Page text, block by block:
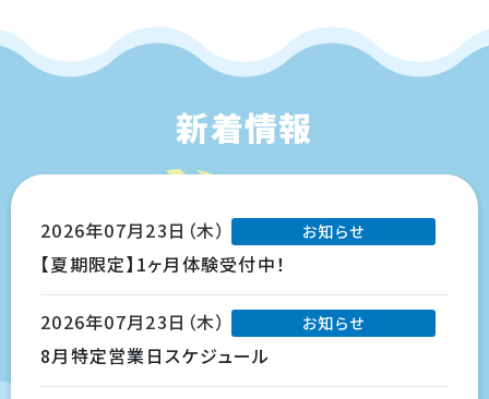
新着情報
2026年07月23日（木） お知らせ
【夏期限定】1ヶ月体験受付中！
2026年07月23日（木） お知らせ
8月特定営業日スケジュール